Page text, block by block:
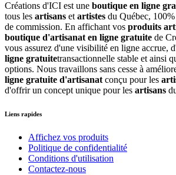
Créations d'ICI est une boutique en ligne
tous les artisans et artistes du Québec, 100%
de commission. En affichant vos produits
boutique d'artisanat en ligne gratuite de
vous assurez d'une visibilité en ligne accrue,
ligne gratuitetransactionnelle stable et ainsi
options. Nous travaillons sans cesse à
ligne gratuite d'artisanat conçu pour les
d'offrir un concept unique pour les artisans
Liens rapides
Affichez vos produits
Politique de confidentialité
Conditions d'utilisation
Contactez-nous